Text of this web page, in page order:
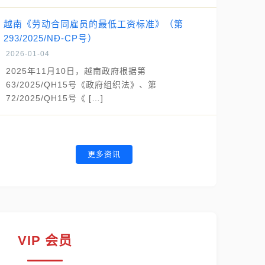
越南《劳动合同雇员的最低工资标准》（第
293/2025/NĐ-CP号）
2026-01-04
2025年11月10日，越南政府根据第
63/2025/QH15号《政府组织法》、第
72/2025/QH15号《 […]
更多资讯
VIP 会员